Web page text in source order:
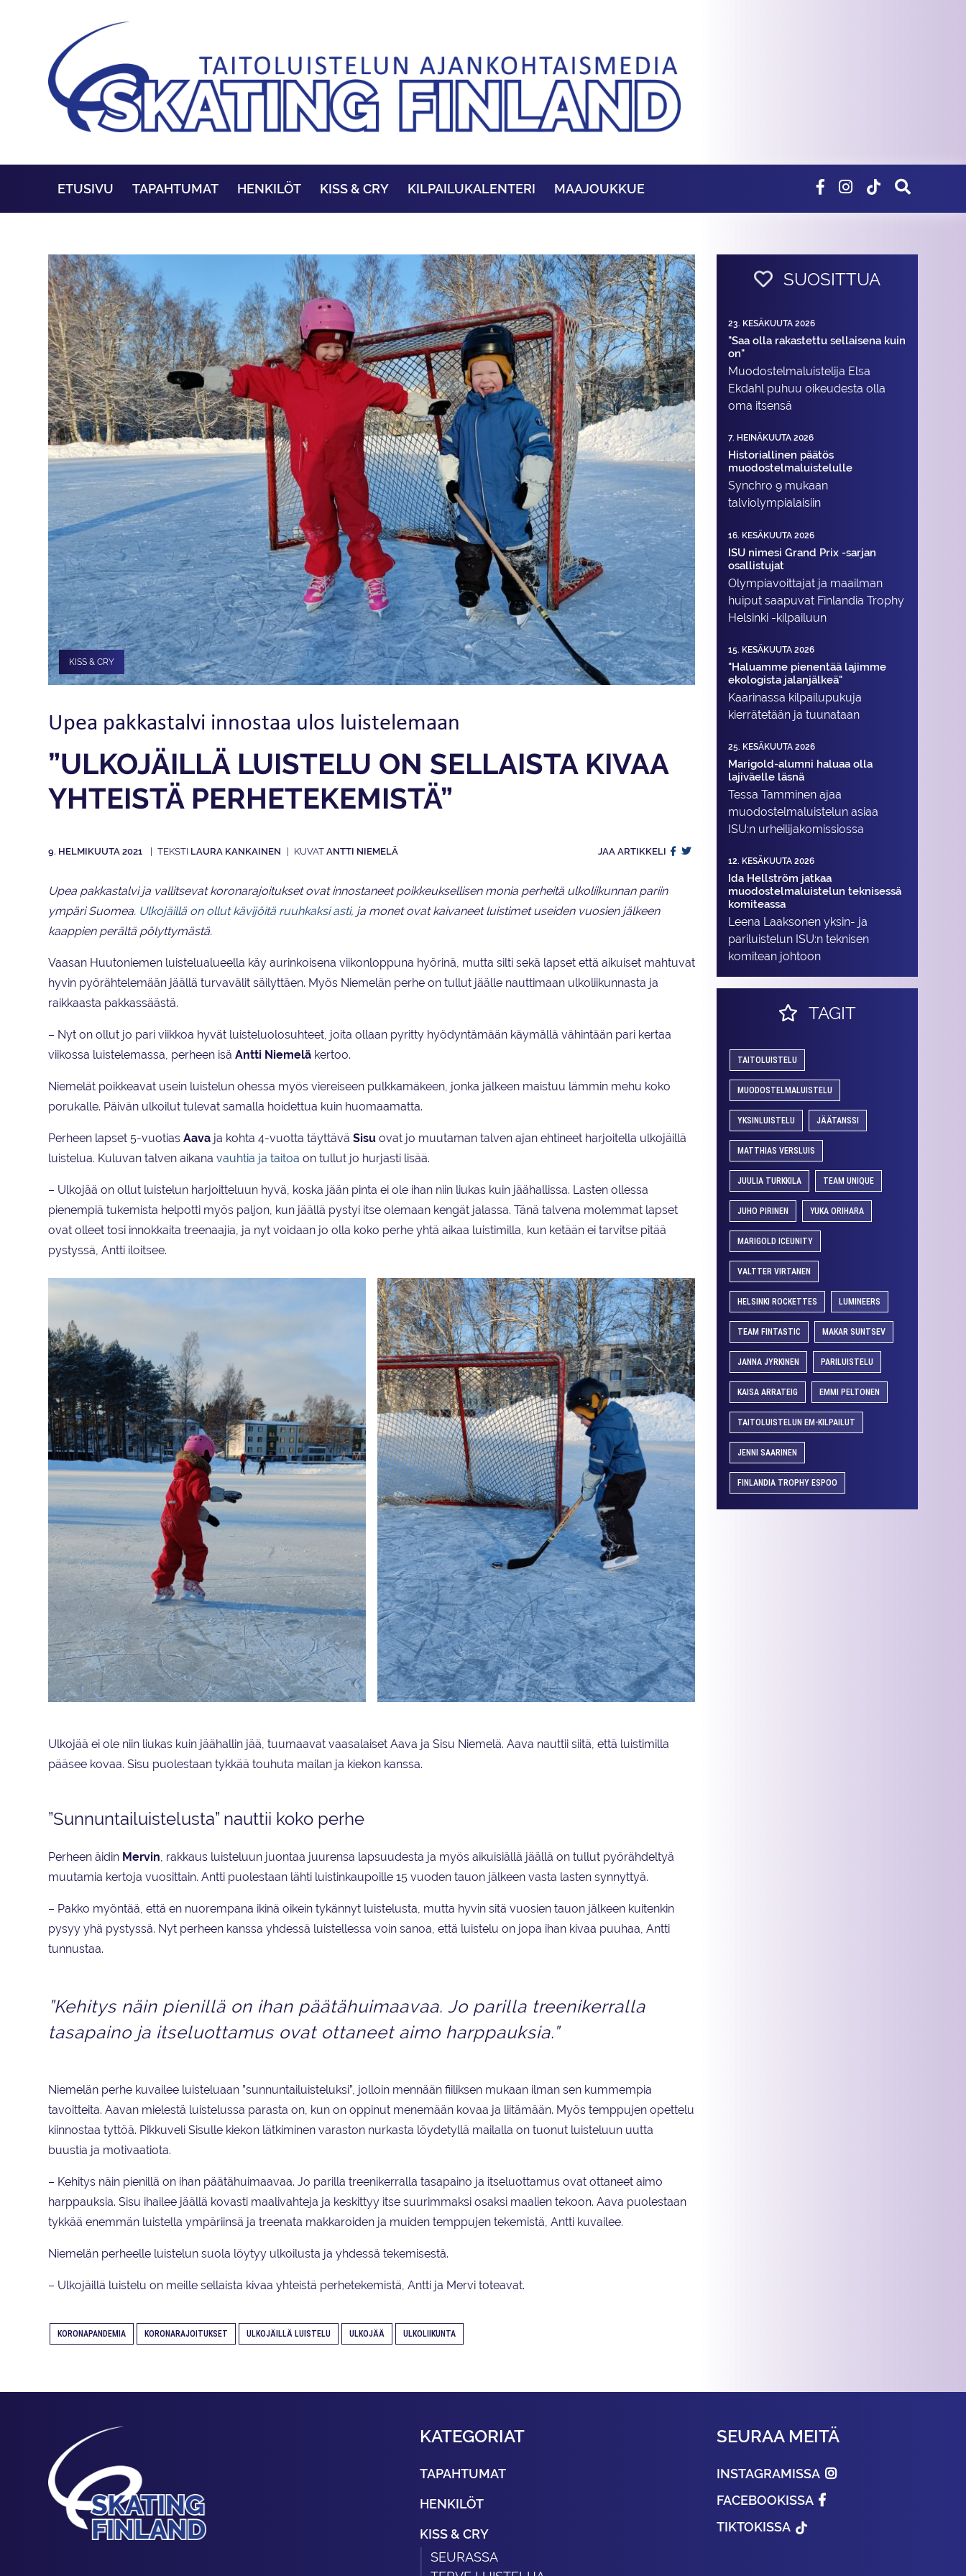
ETUSIVU TAPAHTUMAT HENKILÖT KISS & CRY KILPAILUKALENTERI MAAJOUKKUE
KISS & CRY
Upea pakkastalvi innostaa ulos luistelemaan
”ULKOJÄILLÄ LUISTELU ON SELLAISTA KIVAA
YHTEISTÄ PERHETEKEMISTÄ”
9. HELMIKUUTA 2021 LAURA KANKAINEN ANTTI NIEMELÄ JAA ARTIKKELI
Upea pakkastalvi ja vallitsevat koronarajoitukset ovat innostaneet poikkeuksellisen monia perheitä ulkoliikunnan pariin
ympäri Suomea. Ulkojäillä on ollut kävijöitä ruuhkaksi asti, ja monet ovat kaivaneet luistimet useiden vuosien jälkeen
kaappien perältä pölyttymästä.
Vaasan Huutoniemen luistelualueella käy aurinkoisena viikonloppuna hyörinä, mutta silti sekä lapset että aikuiset mahtuvat
hyvin pyörähtelemään jäällä turvavälit säilyttäen. Myös Niemelän perhe on tullut jäälle nauttimaan ulkoliikunnasta ja
raikkaasta pakkassäästä.
– Nyt on ollut jo pari viikkoa hyvät luisteluolosuhteet, joita ollaan pyritty hyödyntämään käymällä vähintään pari kertaa
viikossa luistelemassa, perheen isä Antti Niemelä kertoo.
Niemelät poikkeavat usein luistelun ohessa myös viereiseen pulkkamäkeen, jonka jälkeen maistuu lämmin mehu koko
porukalle. Päivän ulkoilut tulevat samalla hoidettua kuin huomaamatta.
Perheen lapset 5-vuotias Aava ja kohta 4-vuotta täyttävä Sisu ovat jo muutaman talven ajan ehtineet harjoitella ulkojäillä
luistelua. Kuluvan talven aikana vauhtia ja taitoa on tullut jo hurjasti lisää.
– Ulkojää on ollut luistelun harjoitteluun hyvä, koska jään pinta ei ole ihan niin liukas kuin jäähallissa. Lasten ollessa
pienempiä tukemista helpotti myös paljon, kun jäällä pystyi itse olemaan kengät jalassa. Tänä talvena molemmat lapset
ovat olleet tosi innokkaita treenaajia, ja nyt voidaan jo olla koko perhe yhtä aikaa luistimilla, kun ketään ei tarvitse pitää
pystyssä, Antti iloitsee.
Ulkojää ei ole niin liukas kuin jäähallin jää, tuumaavat vaasalaiset Aava ja Sisu Niemelä. Aava nauttii siitä, että luistimilla
pääsee kovaa. Sisu puolestaan tykkää touhuta mailan ja kiekon kanssa.
”Sunnuntailuistelusta” nauttii koko perhe
Perheen äidin Mervin , rakkaus luisteluun juontaa juurensa lapsuudesta ja myös aikuisiällä jäällä on tullut pyörähdeltyä
muutamia kertoja vuosittain. Antti puolestaan lähti luistinkaupoille 15 vuoden tauon jälkeen vasta lasten synnyttyä.
– Pakko myöntää, että en nuorempana ikinä oikein tykännyt luistelusta, mutta hyvin sitä vuosien tauon jälkeen kuitenkin
pysyy yhä pystyssä. Nyt perheen kanssa yhdessä luistellessa voin sanoa, että luistelu on jopa ihan kivaa puuhaa, Antti
tunnustaa.
”Kehitys näin pienillä on ihan päätähuimaavaa. Jo parilla treenikerralla
tasapaino ja itseluottamus ovat ottaneet aimo harppauksia.”
Niemelän perhe kuvailee luisteluaan ”sunnuntailuisteluksi”, jolloin mennään fiiliksen mukaan ilman sen kummempia
tavoitteita. Aavan mielestä luistelussa parasta on, kun on oppinut menemään kovaa ja liitämään. Myös temppujen opettelu
kiinnostaa tyttöä. Pikkuveli Sisulle kiekon lätkiminen varaston nurkasta löydetyllä mailalla on tuonut luisteluun uutta
buustia ja motivaatiota.
– Kehitys näin pienillä on ihan päätähuimaavaa. Jo parilla treenikerralla tasapaino ja itseluottamus ovat ottaneet aimo
harppauksia. Sisu ihailee jäällä kovasti maalivahteja ja keskittyy itse suurimmaksi osaksi maalien tekoon. Aava puolestaan
tykkää enemmän luistella ympäriinsä ja treenata makkaroiden ja muiden temppujen tekemistä, Antti kuvailee.
Niemelän perheelle luistelun suola löytyy ulkoilusta ja yhdessä tekemisestä.
– Ulkojäillä luistelu on meille sellaista kivaa yhteistä perhetekemistä, Antti ja Mervi toteavat.
KORONAPANDEMIA KORONARAJOITUKSET ULKOJÄILLÄ LUISTELU ULKOJÄÄ ULKOLIIKUNTA
SUOSITTUA
23. KESÄKUUTA 2026
"Saa olla rakastettu sellaisena kuin
on"
Muodostelma­luistelija Elsa
Ekdahl puhuu oikeudesta olla
oma itsensä
7. HEINÄKUUTA 2026
Historiallinen päätös
muodostelmaluistelulle
Synchro 9 mukaan
talviolympialaisiin
16. KESÄKUUTA 2026
ISU nimesi Grand Prix -sarjan
osallistujat
Olympiavoittajat ja maailman
huiput saapuvat Finlandia Trophy
Helsinki -kilpailuun
15. KESÄKUUTA 2026
"Haluamme pienentää lajimme
ekologista jalanjälkeä"
Kaarinassa kilpailupukuja
kierrätetään ja tuunataan
25. KESÄKUUTA 2026
Marigold-alumni haluaa olla
lajiväelle läsnä
Tessa Tamminen ajaa
muodostelma­luistelun asiaa
ISU:n urheilija­komissiossa
12. KESÄKUUTA 2026
Ida Hellström jatkaa
muodostelmaluistelun teknisessä
komiteassa
Leena Laaksonen yksin- ja
pariluistelun ISU:n teknisen
komitean johtoon
TAGIT
TAITOLUISTELU
MUODOSTELMALUISTELU
YKSINLUISTELU JÄÄTANSSI
MATTHIAS VERSLUIS
JUULIA TURKKILA TEAM UNIQUE
JUHO PIRINEN YUKA ORIHARA
MARIGOLD ICEUNITY
VALTTER VIRTANEN
HELSINKI ROCKETTES LUMINEERS
TEAM FINTASTIC MAKAR SUNTSEV
JANNA JYRKINEN PARILUISTELU
KAISA ARRATEIG EMMI PELTONEN
TAITOLUISTELUN EM-KILPAILUT
JENNI SAARINEN
FINLANDIA TROPHY ESPOO
KATEGORIAT
TAPAHTUMAT
HENKILÖT
KISS & CRY
SEURASSA
SEURAA MEITÄ
INSTAGRAMISSA
FACEBOOKISSA
TIKTOKISSA